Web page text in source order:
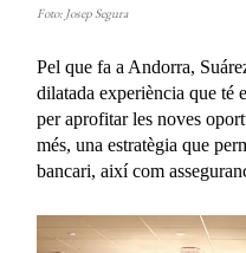
Foto: Josep Segura
Pel que fa a Andorra,
dilatada experiència que té
per aprofitar les noves
més, una estratègia que
bancari, així com